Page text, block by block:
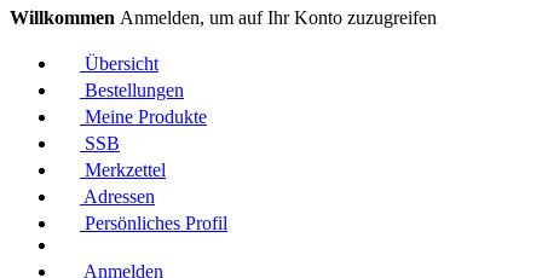
Willkommen Anmelden, um auf Ihr Konto zuzugreifen
Übersicht
Bestellungen
Meine Produkte
SSB
Merkzettel
Adressen
Persönliches Profil
Anmelden